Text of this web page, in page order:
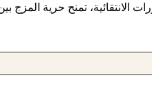
الانتقائية، تمنح حرية المزج